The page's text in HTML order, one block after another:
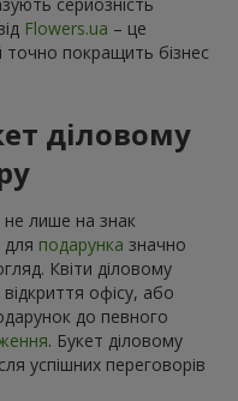
Flowers.ua – це
точно покращить бізнес
діловому
лише на знак
для подарунка значно
Квіти діловому
офісу, або
до певного
. Букет діловому
успішних переговорів